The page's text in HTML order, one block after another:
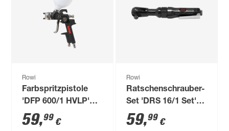
Rowi
Farbspritzpistole
'DFP 600/1 HVLP'
600 ml, 160-280
l/min
59,99 €
Rowi
Ratschenschrauber-
Set 'DRS 16/1 Set'
16-teilig
59,99 €